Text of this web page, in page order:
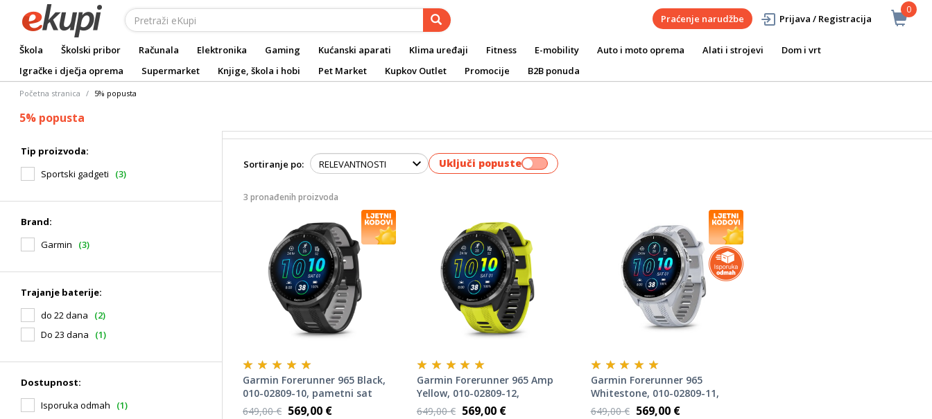
0
Praćenje narudžbe Prijava / Registracija
Škola Školski pribor Računala Elektronika Gaming Kućanski aparati Klima uređaji Fitness E-mobility Auto i moto oprema Alati i strojevi
Dom i vrt
Igračke i dječja oprema
Supermarket Knjige, škola i hobi Pet Market Kupkov Outlet Promocije B2B ponuda
Početna stranica 5% popusta
5% popusta
Tip proizvoda:
Sportski gadgeti
(3)
Brand:
Garmin
(3)
Trajanje baterije:
do 22 dana
(2)
Do 23 dana
(1)
Dostupnost:
Isporuka odmah
(1)
Sortiranje po: Uključi popuste
3 pronađenih proizvoda
Garmin Forerunner 965 Black,
010-02809-10, pametni sat
649,00 € 569,00 €
Garmin Forerunner 965 Amp
Yellow, 010-02809-12,
pametni sat
649,00 € 569,00 €
Garmin Forerunner 965
Whitestone, 010-02809-11,
pametni sat
649,00 € 569,00 €